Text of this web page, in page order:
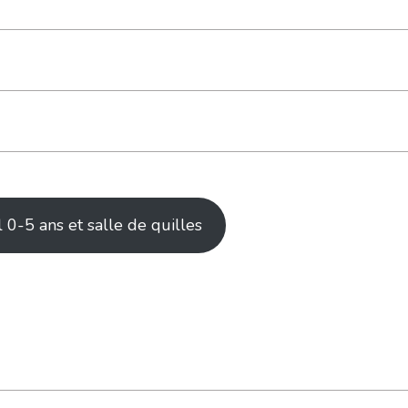
» en haut à droite
0-5 ans et salle de quilles